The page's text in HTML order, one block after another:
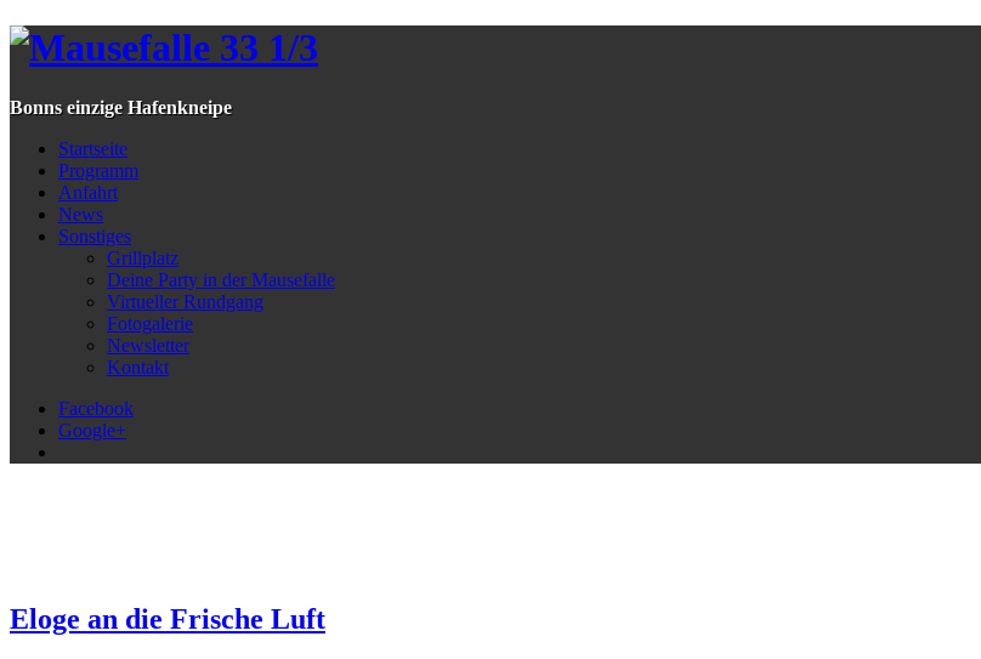
Bonns einzige Hafenkneipe
Startseite
Programm
Anfahrt
News
Sonstiges
Grillplatz
Deine Party in der Mausefalle
Virtueller Rundgang
Fotogalerie
Newsletter
Kontakt
Facebook
Google+
Eloge an die Frische Luft